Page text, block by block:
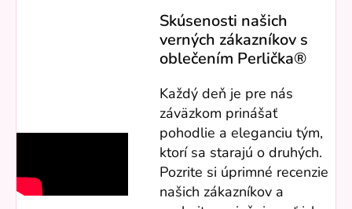
Skúsenosti našich
verných zákazníkov s
oblečením Perlička®
Každý deň je pre nás
záväzkom prinášať
pohodlie a eleganciu tým,
ktorí sa starajú o druhých.
Pozrite si úprimné recenzie
našich zákazníkov a